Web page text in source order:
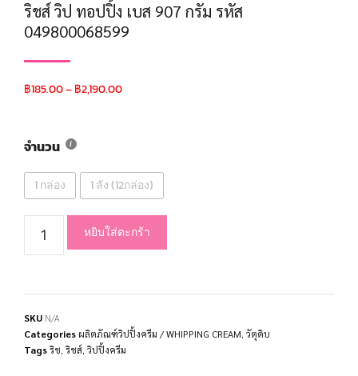
ริชส์ วิป ทอปปิ้ง เบส 907 กรัม รหัส
049800068599
฿185.00–฿2,190.00
จำนวน
1 กล่อง 1 ลัง (12กล่อง)
หยิบใส่ตะกร้า
SKU N/A
Categories ผลิตภัณฑ์วิปปิ้งครีม / WHIPPING CREAM วัตุดิบ
Tagsริช ริชส์ วิปปิ้งครีม